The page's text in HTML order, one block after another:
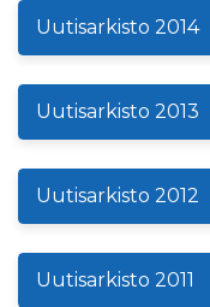
Uutisarkisto 2014
Uutisarkisto 2013
Uutisarkisto 2012
Uutisarkisto 2011